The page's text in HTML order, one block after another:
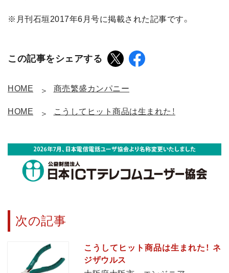
※月刊石垣2017年6月号に掲載された記事です。
この記事をシェアする
HOME 商売繁盛カンパニー
HOME こうしてヒット商品は生まれた！
次の記事
こうしてヒット商品は生まれた！ ネ
ジザウルス